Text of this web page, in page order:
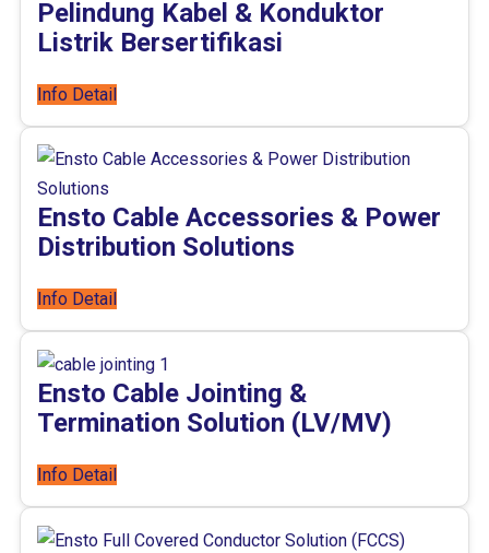
Pelindung Kabel & Konduktor
Listrik Bersertifikasi
Info Detail
Ensto Cable Accessories & Power
Distribution Solutions
Info Detail
Ensto Cable Jointing &
Termination Solution (LV/MV)
Info Detail